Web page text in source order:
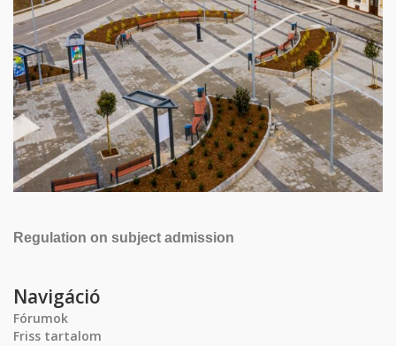
Regulation on subject admission
Navigáció
Fórumok
Friss tartalom